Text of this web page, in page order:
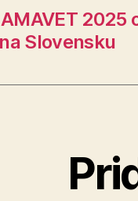
2025
Slovensku